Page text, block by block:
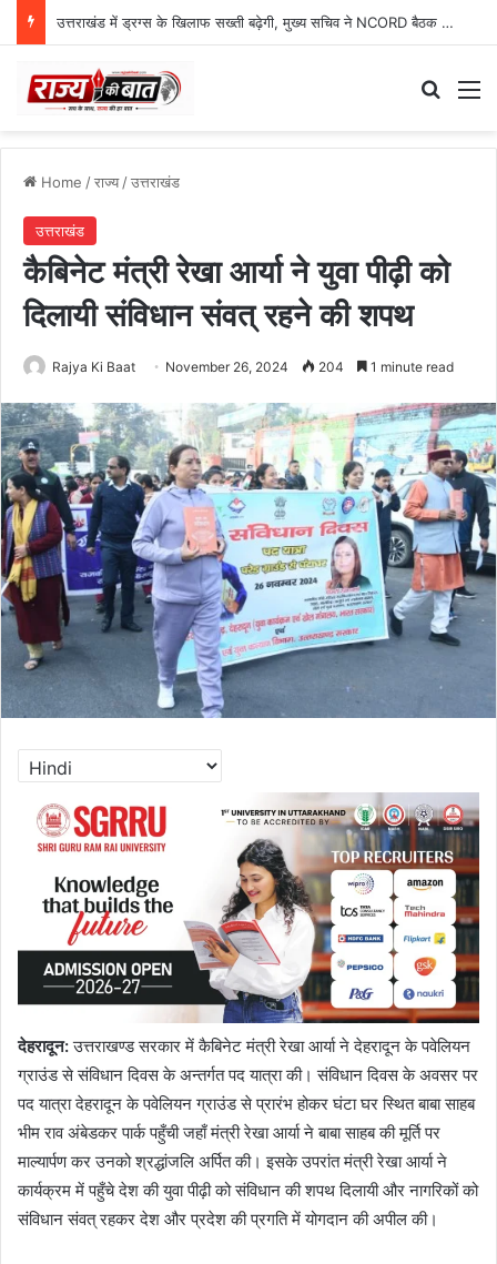
ग्राफिक एरा को बड़ी सफलता, एनएमसी ने 250 एमबीबीएस सीटों को दी मंजूरी
Home /राज्य/उत्तराखंड
उत्तराखंड
कैबिनेट मंत्री रेखा आर्या ने युवा पीढ़ी को
दिलायी संविधान संवत् रहने की शपथ
Rajya Ki Baat November 26, 2024 204 1 minute read
देहरादून:उत्तराखण्ड सरकार में कैबिनेट मंत्री रेखा आर्या ने देहरादून के पवेलियन
ग्राउंड से संविधान दिवस के अन्तर्गत पद यात्रा की। संविधान दिवस के अवसर पर
पद यात्रा देहरादून के पवेलियन ग्राउंड से प्रारंभ होकर घंटा घर स्थित बाबा साहब
भीम राव अंबेडकर पार्क पहुँची जहाँ मंत्री रेखा आर्या ने बाबा साहब की मूर्ति पर
माल्यार्पण कर उनको श्रद्धांजलि अर्पित की। इसके उपरांत मंत्री रेखा आर्या ने
कार्यक्रम में पहुँचे देश की युवा पीढ़ी को संविधान की शपथ दिलायी और नागरिकों को
संविधान संवत् रहकर देश और प्रदेश की प्रगति में योगदान की अपील की।